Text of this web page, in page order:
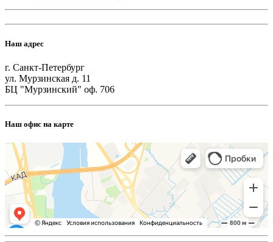
Наш адрес
г. Санкт-Петербург
ул. Мурзинская д. 11
БЦ "Мурзинский" оф. 706
Наш офис на карте